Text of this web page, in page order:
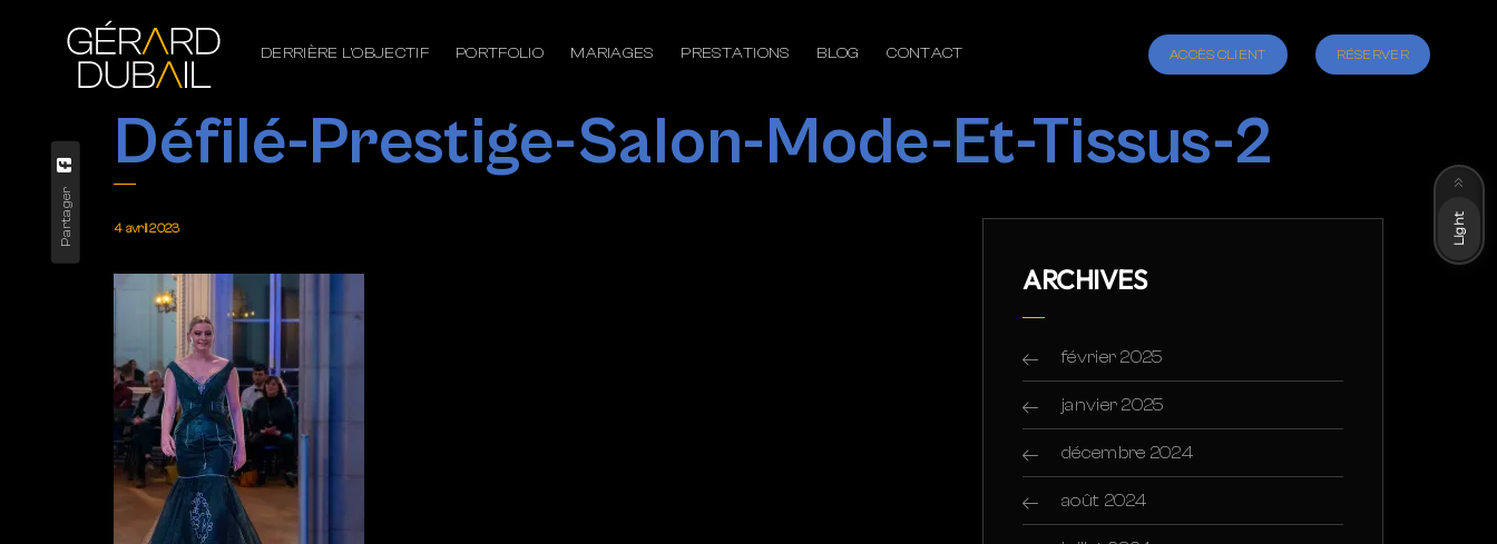
DERRIÈRE L’OBJECTIF PORTFOLIO MARIAGES PRESTATIONS BLOG CONTACT ACCÈS CLIENT RÉSERVER
Défilé-Prestige-Salon-Mode-Et-Tissus-2
Partager 4 avril 2023
ARCHIVES
février 2025
janvier 2025
décembre 2024
août 2024
Light
Dark